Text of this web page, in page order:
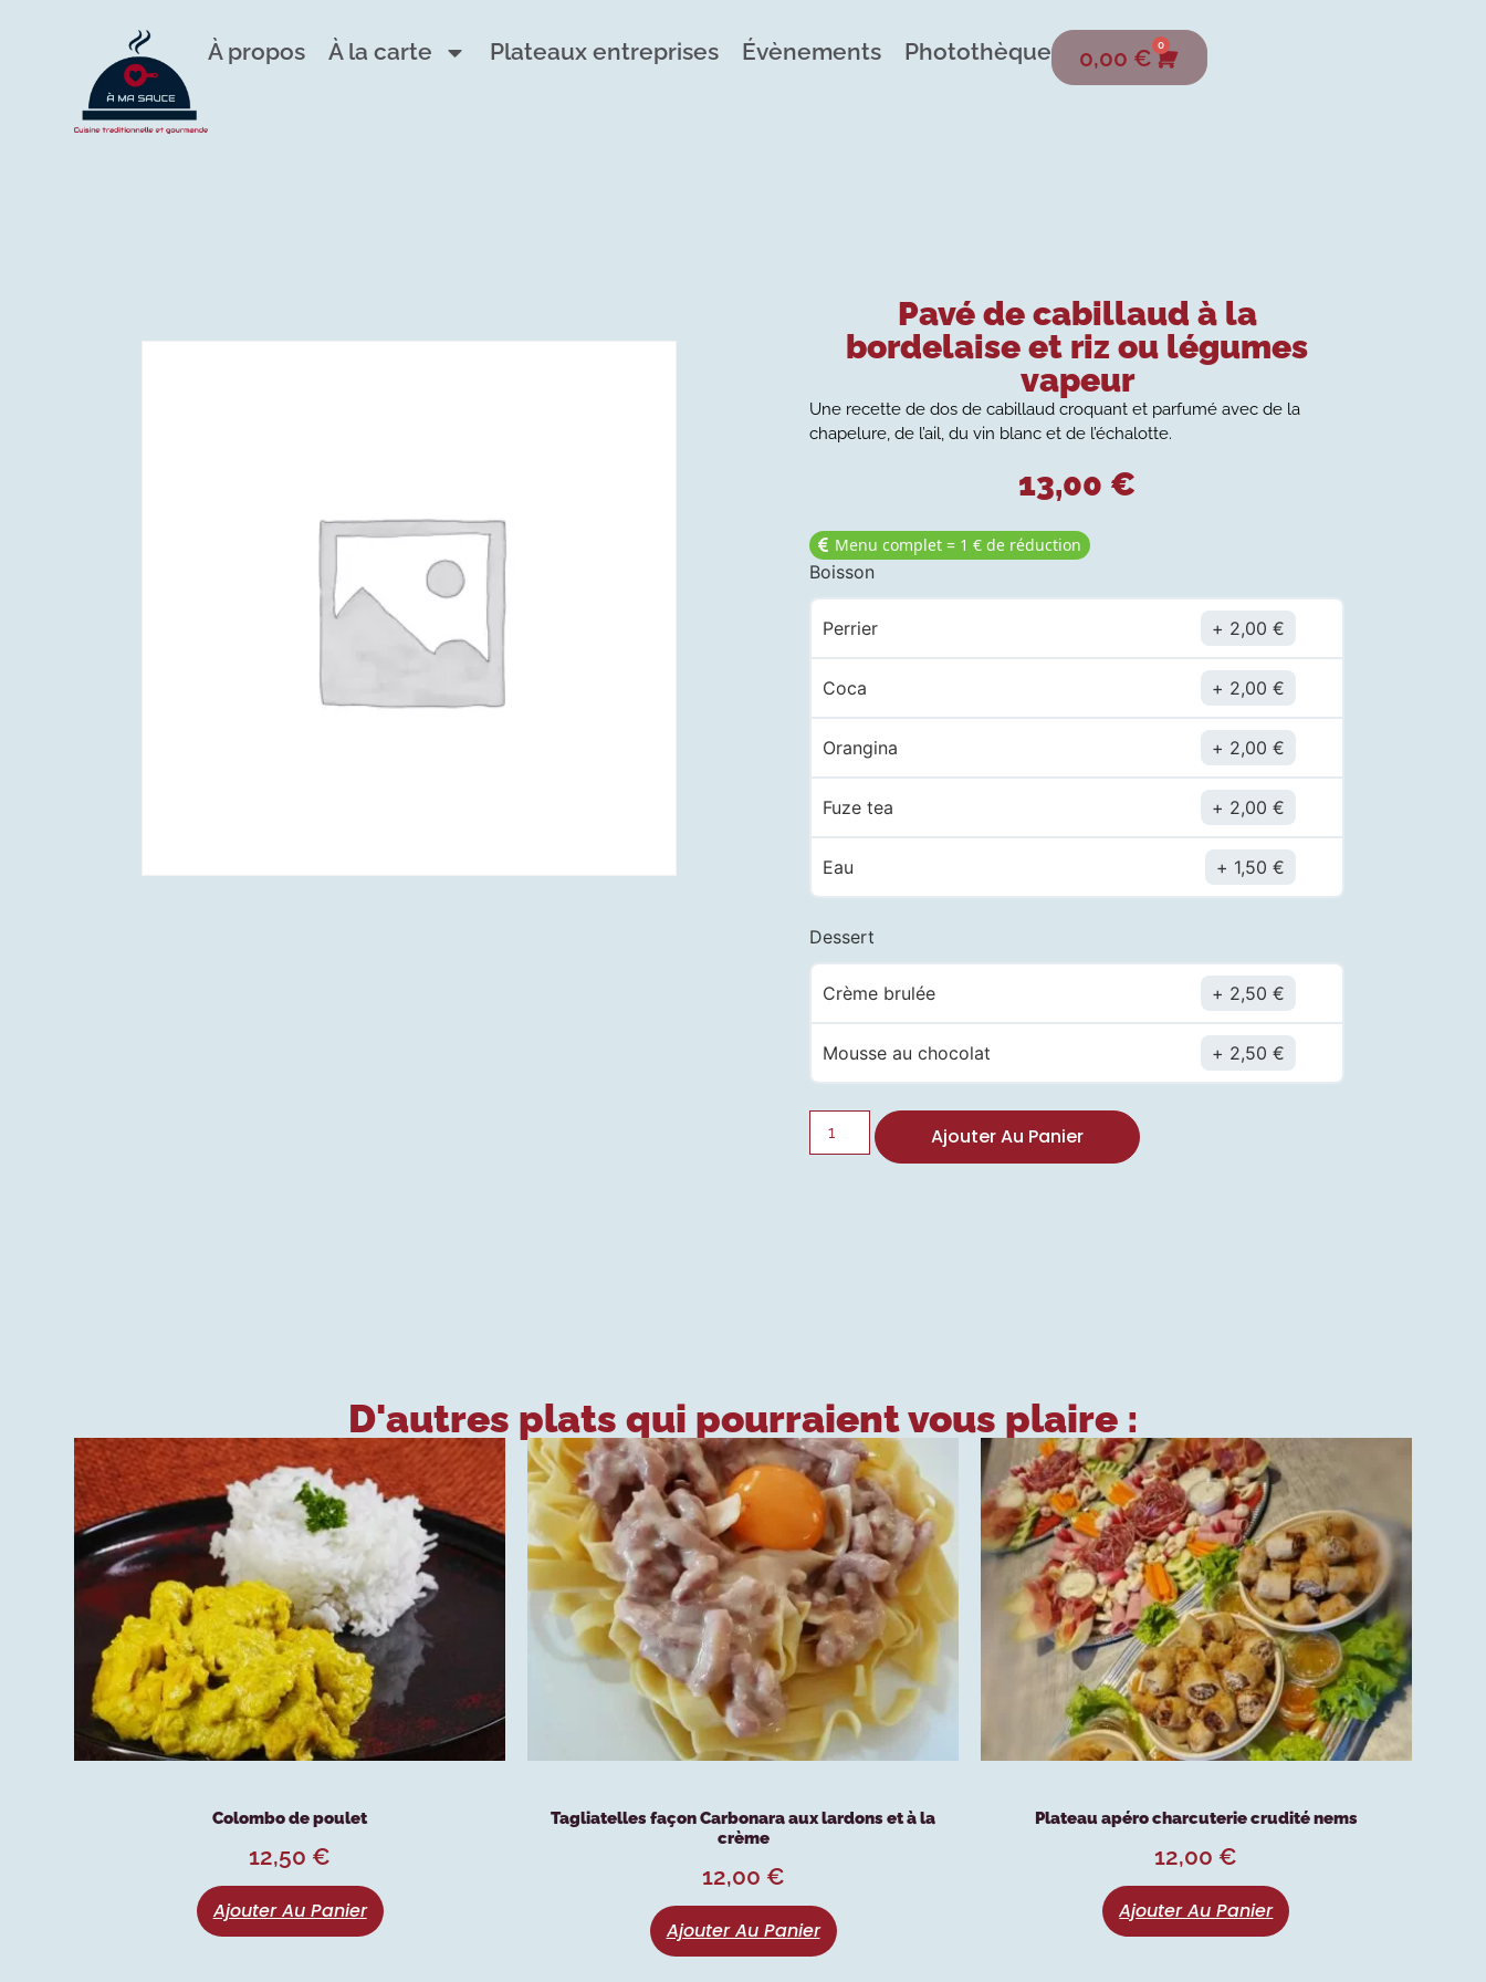
À propos À la carte Plateaux entreprises Évènements Photothèque 0,00 € 0
Pavé de cabillaud à la
bordelaise et riz ou légumes
vapeur
Une recette de dos de cabillaud croquant et parfumé avec de la
chapelure, de l’ail, du vin blanc et de l’échalotte.
13,00 €
Menu complet = 1 € de réduction
Boisson
Perrier 2,00€
Coca 2,00€
Orangina 2,00€
Fuze tea 2,00€
Eau 1,50€
Dessert
Crème brulée 2,50€
Mousse au chocolat 2,50€
Ajouter Au Panier
D'autres plats qui pourraient vous plaire :
Colombo de poulet
12,50 €
Ajouter Au Panier
Tagliatelles façon Carbonara aux lardons et à la
crème
12,00 €
Ajouter Au Panier
Plateau apéro charcuterie crudité nems
12,00 €
Ajouter Au Panier